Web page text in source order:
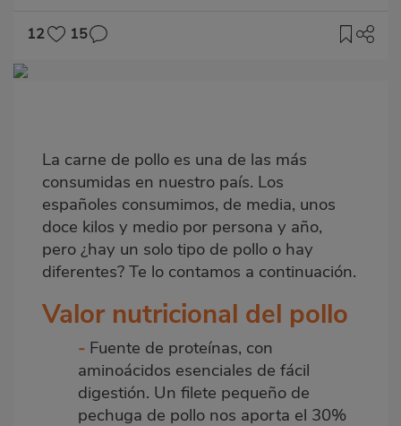
12
15
Imagen
La carne de pollo es una de las más
consumidas en nuestro país. Los
españoles consumimos, de media, unos
doce kilos y medio por persona y año,
pero ¿hay un solo tipo de pollo o hay
diferentes? Te lo contamos a continuación.
Valor nutricional del pollo
- Fuente de proteínas, con
aminoácidos esenciales de fácil
digestión. Un filete pequeño de
pechuga de pollo nos aporta el 30%